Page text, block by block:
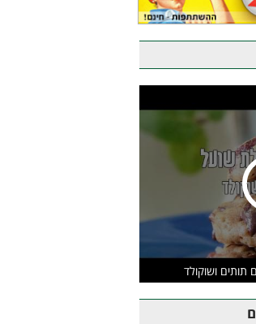
תותים ושוקולד